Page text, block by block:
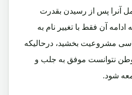
آنرا پس از رسیدن بقدرت
آن فقط با تغییر نام به
مشروعیت بخشید، درحالیکه
نتوانست موفق به جلب و
شود.